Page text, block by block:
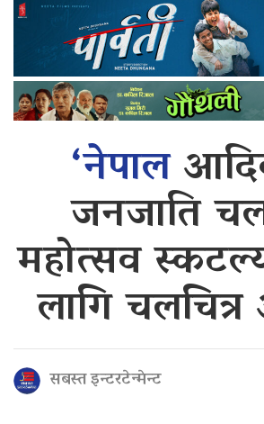
‘नेपाल
जनजाति
महोत्सव
लागि
सबस्त इन्टरटेन्मेन्ट